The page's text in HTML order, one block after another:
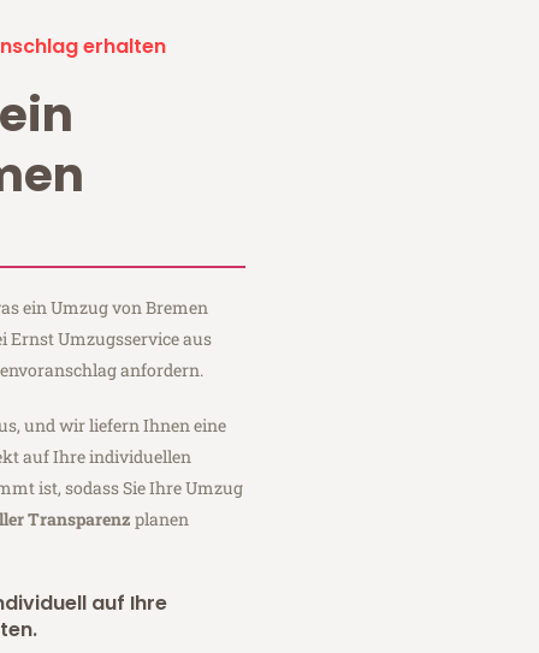
erhalten
ein Umzug von Bremen
Ernst Umzugsservice aus
anfordern.
und wir liefern Ihnen eine
auf Ihre individuellen
ist, sodass Sie Ihre Umzug
Transparenz planen
auf Ihre